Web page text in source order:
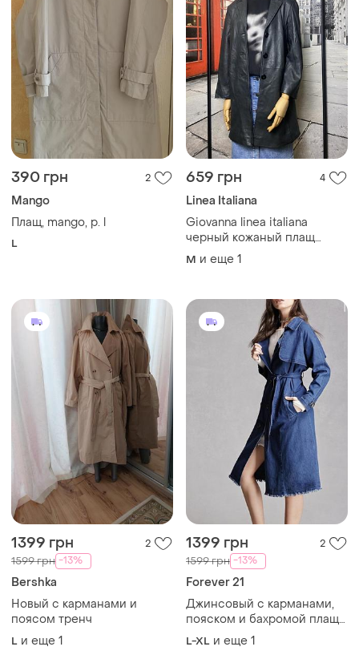
390 грн 2
Mango
Плащ, mango, р. l
L
659 грн 4
Linea Italiana
Giovanna linea italiana
черный кожаный плащ
размер l
M и еще 1
1399 грн 2
1599 грн -13%
Bershka
Новый с карманами и
поясом тренч
L и еще 1
1399 грн 2
1599 грн -13%
Forever 21
Джинсовый с карманами,
пояском и бахромой плащ
большого размера
L-XL и еще 1